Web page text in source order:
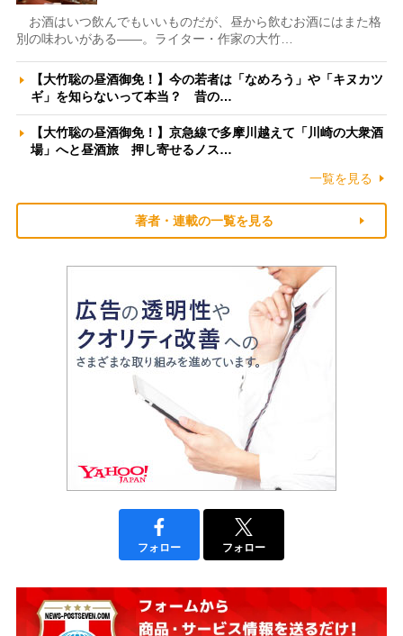
お酒はいつ飲んでもいいものだが、昼から飲むお酒にはまた格
別の味わいがある――。ライター・作家の大竹…
【大竹聡の昼酒御免！】今の若者は「なめろう」や「キヌカツ
ギ」を知らないって本当？ 昔の…
【大竹聡の昼酒御免！】京急線で多摩川越えて「川崎の大衆酒
場」へと昼酒旅 押し寄せるノス…
一覧を見る
著者・連載の一覧を見る
フォロー フォロー